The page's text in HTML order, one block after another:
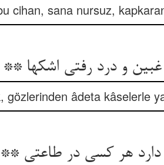
cihan, sana nursuz,
غبین و درد رفتی اشکها
gözlerinden âdeta kâselerle
هر کسی در طاعتی **